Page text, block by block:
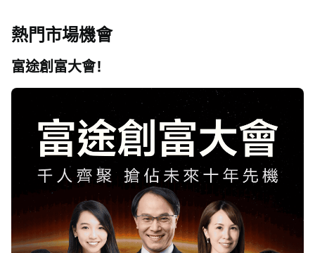
潛在投資的目標、需求、機會、風險、市場因素及其他投資考慮而獨立做出
的。
本報告由受香港證券和期貨委員會監管的富途證券於香港提供。香港的投資者
香港證監會牌照的中央編號已披露在報告首頁的作者姓名旁。
本報告中的任何內容均不得解釋為購買或出售證券的要約或邀請。任何決定購
買本研究報告中所提及的證券都應考慮到現有的公開信息，包括任何有關此類
證券的招股說明書等。
主要負責撰寫本報告的分析員確認 (i) 本報告所表達的意見都準確地反映他/她
對本研究報告所評論的上市法團的個人觀點; 及 (ii) 他/她過往，現在或將來，直
接或間接，所收取之報酬沒有任何部份是與他/她在本報告所表達之特別推薦或
觀點有關連的。
分析員確認分析員本人及其有聯繫者均沒有在研究報告發出前30 日內及在研究
熱門市場機會
富途創富大會！